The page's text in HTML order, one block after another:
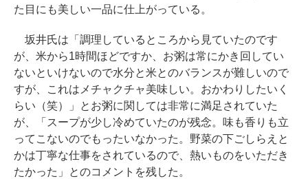
た目にも美しい一品に仕上がっている。
坂井氏は「調理しているところから見ていたのです
が、米から1時間ほどですか、お粥は常にかき回してい
ないといけないので水分と米とのバランスが難しいので
すが、これはメチャクチャ美味しい。おかわりしたいく
らい（笑）」とお粥に関しては非常に満足されていた
が、「スープが少し冷めていたのが残念。味も香りも立
ってこないのでもったいなかった。野菜の下ごしらえと
かは丁寧な仕事をされているので、熱いものをいただき
たかった」とのコメントを残した。